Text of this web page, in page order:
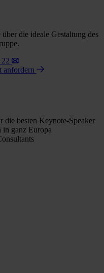
die ideale Gestaltung des
anfordern
die besten Keynote-Speaker
in ganz Europa